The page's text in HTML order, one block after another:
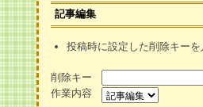
記事編集
投稿時に設定した削除キーを
削除キー
作業内容